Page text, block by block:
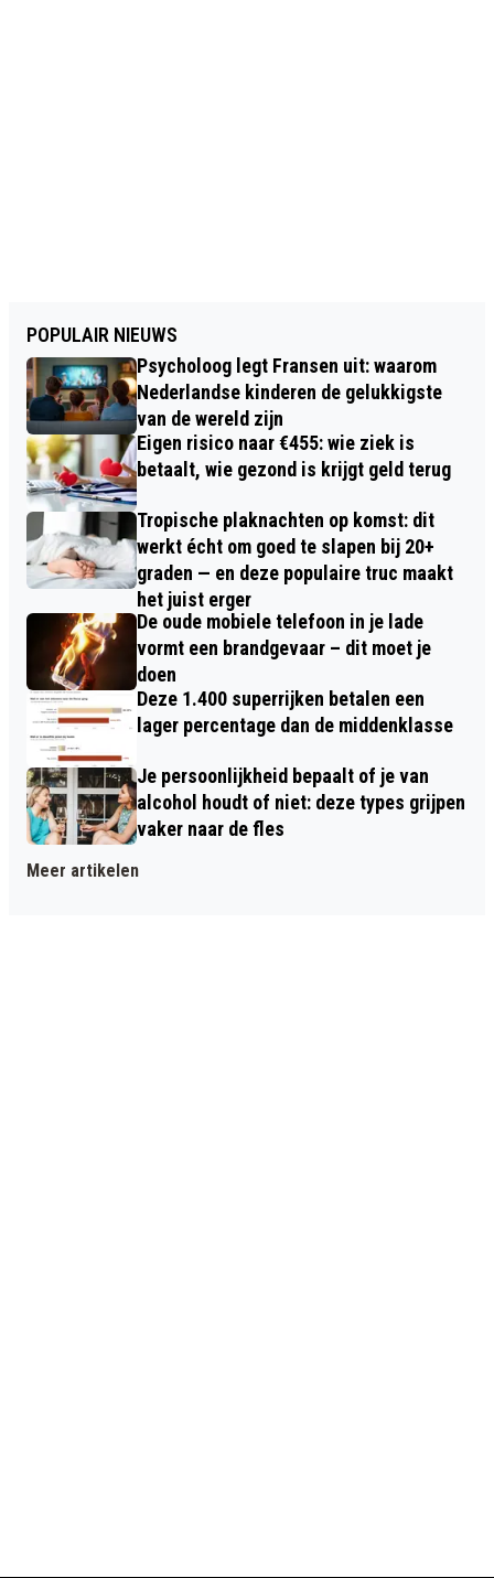
POPULAIR NIEUWS
Psycholoog legt Fransen uit: waarom
Nederlandse kinderen de gelukkigste
van de wereld zijn
Eigen risico naar €455: wie ziek is
betaalt, wie gezond is krijgt geld terug
Tropische plaknachten op komst: dit
werkt écht om goed te slapen bij 20+
graden — en deze populaire truc maakt
het juist erger
De oude mobiele telefoon in je lade
vormt een brandgevaar – dit moet je
doen
Deze 1.400 superrijken betalen een
lager percentage dan de middenklasse
Je persoonlijkheid bepaalt of je van
alcohol houdt of niet: deze types grijpen
vaker naar de fles
Meer artikelen